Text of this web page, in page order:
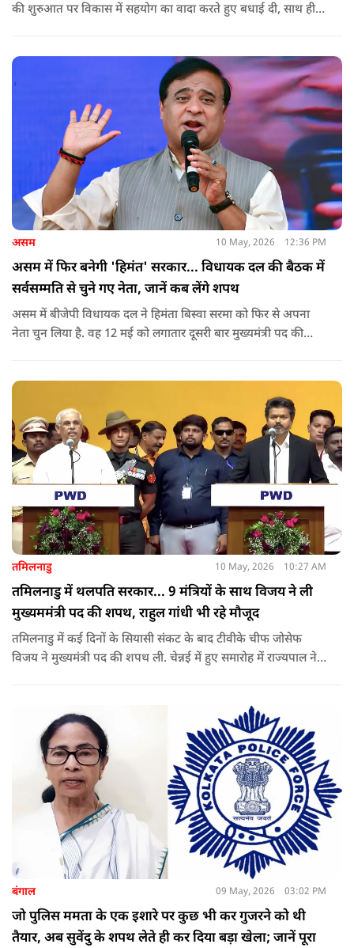
की शुरुआत पर विकास में सहयोग का वादा करते हुए बधाई दी, साथ ही
असम 10 May, 2026 12:36 PM
असम में फिर बनेगी 'हिमंत' सरकार... विधायक दल की बैठक में
सर्वसम्मति से चुने गए नेता, जानें कब लेंगे शपथ
असम में बीजेपी विधायक दल ने हिमंता बिस्वा सरमा को फिर से अपना
नेता चुन लिया है. वह 12 मई को लगातार दूसरी बार मुख्यमंत्री पद की
तमिलनाडु 10 May, 2026 10:27 AM
तमिलनाडु में थलपति सरकार... 9 मंत्रियों के साथ विजय ने ली
मुख्यममंत्री पद की शपथ, राहुल गांधी भी रहे मौजूद
तमिलनाडु में कई दिनों के सियासी संकट के बाद टीवीके चीफ जोसेफ
विजय ने मुख्यमंत्री पद की शपथ ली. चेन्नई में हुए समारोह में राज्यपाल ने
बंगाल 09 May, 2026 03:02 PM
जो पुलिस ममता के एक इशारे पर कुछ भी कर गुजरने को थी
तैयार, अब सुवेंदु के शपथ लेते ही कर दिया बड़ा खेला; जानें पूरा